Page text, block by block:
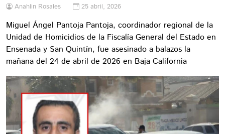
Anahlin Rosales 25 abril, 2026
Miguel Ángel Pantoja Pantoja, coordinador regional de la
Unidad de Homicidios de la Fiscalía General del Estado en
Ensenada y San Quintín, fue asesinado a balazos la
mañana del 24 de abril de 2026 en Baja California